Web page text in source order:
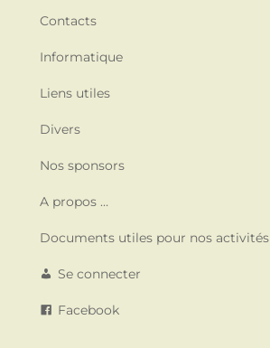
Contacts
Informatique
Liens utiles
Divers
Nos sponsors
A propos …
Documents utiles pour nos activités
Se connecter
Facebook